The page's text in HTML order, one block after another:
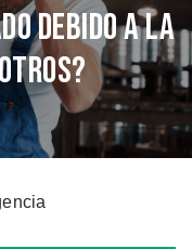
debido a la